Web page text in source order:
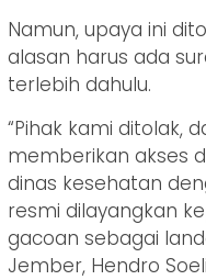
Namun, upaya ini
alasan harus ada
terlebih dahulu.
“Pihak kami ditolak,
memberikan akses
dinas kesehatan
resmi dilayangkan
gacoan sebagai
Jember, Hendro